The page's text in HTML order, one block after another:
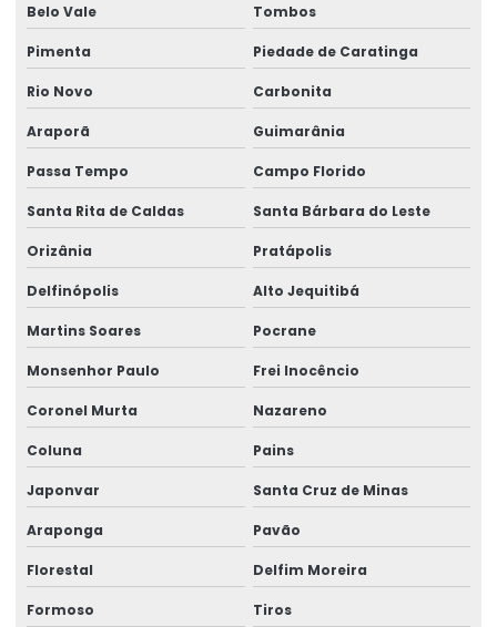
Belo Vale Tombos
Pimenta Piedade de Caratinga
Rio Novo Carbonita
Araporã Guimarânia
Passa Tempo Campo Florido
Santa Rita de Caldas Santa Bárbara do Leste
Orizânia Pratápolis
Delfinópolis Alto Jequitibá
Martins Soares Pocrane
Monsenhor Paulo Frei Inocêncio
Coronel Murta Nazareno
Coluna Pains
Japonvar Santa Cruz de Minas
Araponga Pavão
Florestal Delfim Moreira
Formoso Tiros